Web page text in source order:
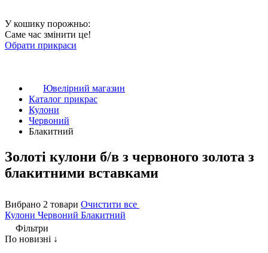
У кошику порожньо:
Саме час змінити це!
Обрати прикраси
Ювелірний магазин
Каталог прикрас
Кулони
Червоний
Блакитний
Золоті кулони б/в з червоного золота з
блакитними вставками
Вибрано 2 товари Очистити все
Кулони Червоний Блакитний
Фільтри
По новизні ↓